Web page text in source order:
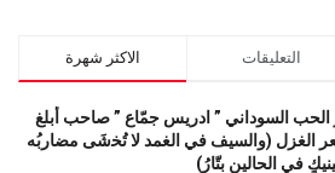
الاكثر شهرة التعليقات
السوداني ” ادريس جمّاع ” صاحب أبلغ
الغزل (وﺍﻟﺴﻴﻒ ﻓﻲ الغمد ﻻ ﺗُﺨشَى مضاربُه
ﻓﻲ ﺍﻟﺤﺎﻟﻴﻦ ﺑﺘّﺎﺭُ)